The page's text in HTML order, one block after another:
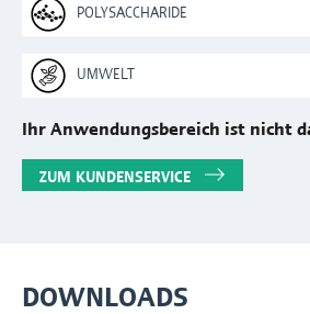
POLYSACCHARIDE
UMWELT
Ihr Anwendungsbereich ist nicht
ZUM KUNDENSERVICE
DOWNLOADS